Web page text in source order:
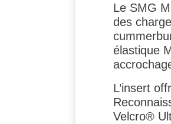
Le SMG
des
élastique
L’insert
Velcro®